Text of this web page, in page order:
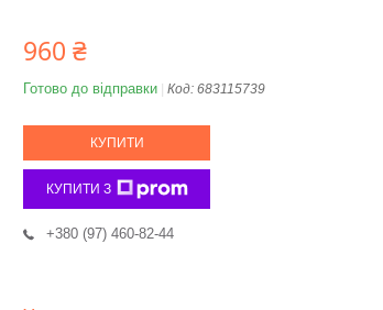
960 ₴
Готово до відправки Код: 683115739
КУПИТИ
КУПИТИ З
+380 (97) 460-82-44